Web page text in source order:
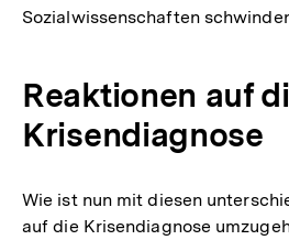
Sozialwissenschaften
Reaktionen auf
Krisendiagnose
Wie ist nun mit diesen
auf die Krisendiagnose